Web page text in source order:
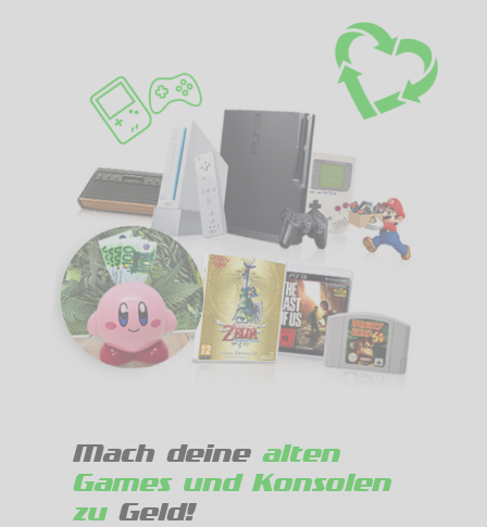
Mach deine alten
Games und Konsolen
zuGeld!